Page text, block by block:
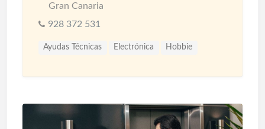
Gran Canaria
928 372 531
Ayudas Técnicas Electrónica Hobbie